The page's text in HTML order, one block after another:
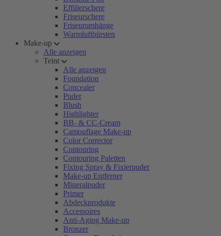
Effilierschere
Friseurschere
Friseurumhänge
Warmluftbürsten
Make-up
Alle anzeigen
Teint
Alle anzeigen
Foundation
Concealer
Puder
Blush
Highlighter
BB- & CC-Cream
Camouflage Make-up
Color Corrector
Contouring
Contouring Paletten
Fixing Spray & Fixierpuder
Make-up Entferner
Mineralpuder
Primer
Abdeckprodukte
Accessoires
Anti-Aging Make-up
Bronzer